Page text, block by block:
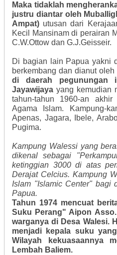
Maka tidaklah
justru diantar oleh
Ampat) utusan dari
Kecil Mansinam di perairan
C.W.Ottow dan G.J.Geisseir.
Di bagian lain Papua yakni
berkembang dan dianut oleh
di daerah pegunungan
Jayawijaya yang kemudian
tahun-tahun 1960-an
Agama Islam. Kampung-
Apenas, Jagara, Ibele,
Pugima.
Kampung Walessi yang
dikenal sebagai
ketinggian 3000 di atas
Derajat Celcius. Kampung
Islam "Islamic Center" bagi
Papua.
Tahun 1974 mencuat
Suku Perang" Aipon
warganya di Desa Walesi.
menjadi kepala suku
Wilayah kekuasaannya
Lembah Baliem.